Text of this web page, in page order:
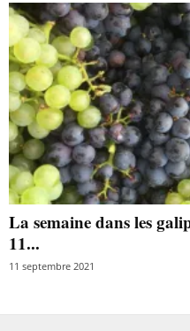
La semaine dans les
11...
11 septembre 2021